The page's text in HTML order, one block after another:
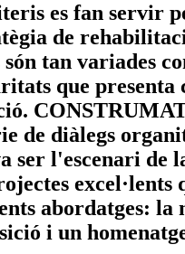
es fan servir
de
són tan variades
que presenta
de diàlegs
ser l'escenari de
excel·lents
abordatges: la
i un